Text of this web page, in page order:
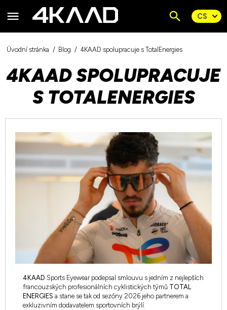
Úvodní stránka Blog 4KAAD spolupracuje s TotalEnergies
4KAAD SPOLUPRACUJE
S TOTALENERGIES
4KAAD Sports Eyewear podepsal smlouvu s jedním z nejlepších
francouzských profesionálních cyklistických týmů TOTAL
ENERGIES a stane se tak od sezóny 2026 jeho partnerem a
exkluzivním dodavatelem sportovních brýlí.